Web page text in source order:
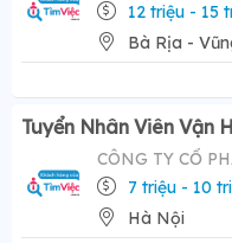
12 triệu - 15
Bà Rịa -
Tuyển Nhân Viên Vận
CÔNG TY CỔ
7 triệu - 10
Hà Nội